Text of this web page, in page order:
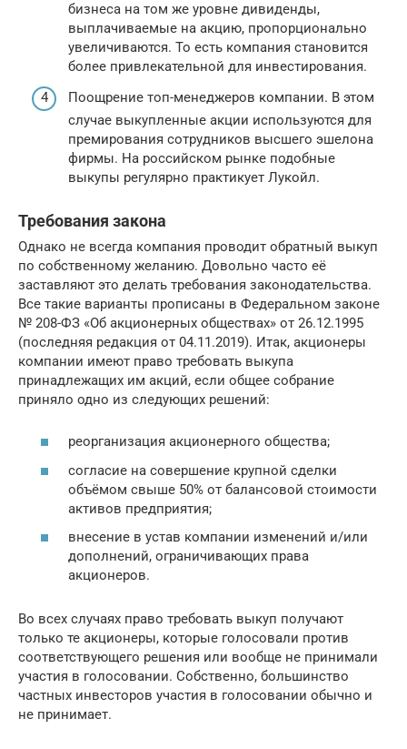
бизнеса на том же уровне дивиденды,
выплачиваемые на акцию, пропорционально
увеличиваются. То есть компания становится
более привлекательной для инвестирования.
Поощрение топ-менеджеров компании. В этом
случае выкупленные акции используются для
премирования сотрудников высшего эшелона
фирмы. На российском рынке подобные
выкупы регулярно практикует Лукойл.
Требования закона
Однако не всегда компания проводит обратный выкуп
по собственному желанию. Довольно часто её
заставляют это делать требования законодательства.
Все такие варианты прописаны в Федеральном законе
№ 208-ФЗ «Об акционерных обществах» от 26.12.1995
(последняя редакция от 04.11.2019). Итак, акционеры
компании имеют право требовать выкупа
принадлежащих им акций, если общее собрание
приняло одно из следующих решений:
реорганизация акционерного общества;
согласие на совершение крупной сделки
объёмом свыше 50% от балансовой стоимости
активов предприятия;
внесение в устав компании изменений и/или
дополнений, ограничивающих права
акционеров.
Во всех случаях право требовать выкуп получают
только те акционеры, которые голосовали против
соответствующего решения или вообще не принимали
участия в голосовании. Собственно, большинство
частных инвесторов участия в голосовании обычно и
не принимает.